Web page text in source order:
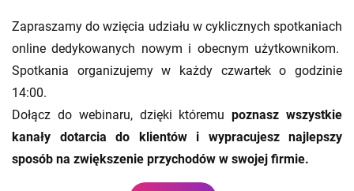
Zapraszamy do wzięcia udziału w cyklicznych spotkaniach
online dedykowanych nowym i obecnym użytkownikom.
Spotkania organizujemy w każdy czwartek o godzinie
14:00.
Dołącz do webinaru, dzięki któremupoznasz wszystkie
kanały dotarcia do klientów i wypracujesz najlepszy
sposób na zwiększenie przychodów w swojej firmie.